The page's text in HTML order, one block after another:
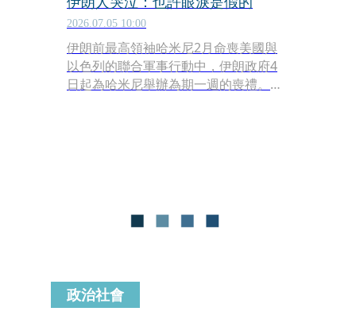
2026.07.05 10:00
伊朗前最高領袖哈米尼2月命喪美國與
以色列的聯合軍事行動中，伊朗政府4
日起為哈米尼舉辦為期一週的喪禮。美
政治社會